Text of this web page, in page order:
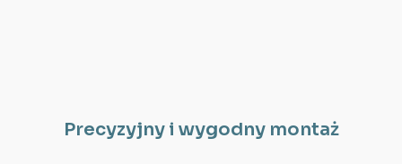
Precyzyjny i wygodny montaż